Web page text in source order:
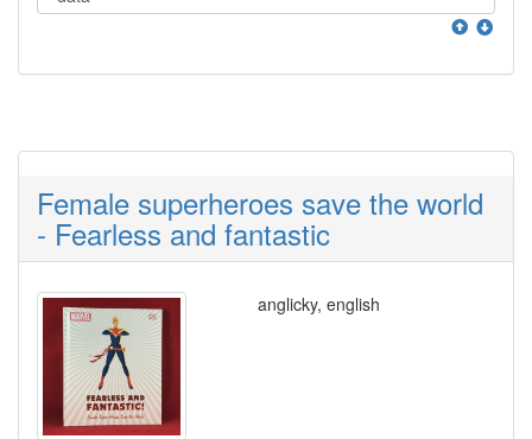
Female superheroes save the world
- Fearless and fantastic
anglicky, english